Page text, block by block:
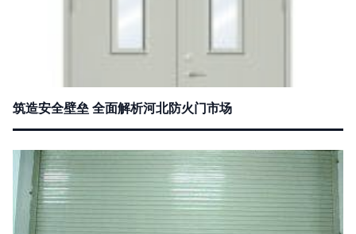
筑造安全壁垒 全面解析河北防火门市场